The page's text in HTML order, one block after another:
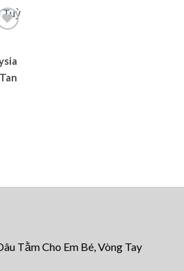
to
Tằm Cho Em Bé, Vòng Tay